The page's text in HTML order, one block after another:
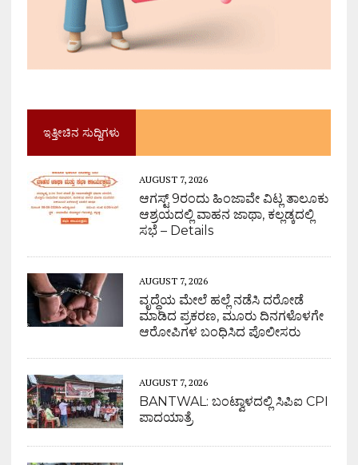
ಇತ್ತೀಚಿನ ಸುದ್ದಿಗಳು
AUGUST 7, 2026
ಆಗಸ್ಟ್ 9ರಂದು ಹಿಂಜಾವೇ ವಿಟ್ಲ ತಾಲೂಕು
ಆಶ್ರಯದಲ್ಲಿ ವಾಹನ ಜಾಥಾ, ಕಲ್ಲಡ್ಕದಲ್ಲಿ
ಸಭೆ – Details
AUGUST 7, 2026
ವೃದ್ಧೆಯ ಮೇಲೆ ಹಲ್ಲೆ ನಡೆಸಿ ದರೋಡೆ
ಮಾಡಿದ ಪ್ರಕರಣ, ಮೂರು ದಿನಗಳೊಳಗೇ
ಆರೋಪಿಗಳ ಬಂಧಿಸಿದ ಪೊಲೀಸರು
AUGUST 7, 2026
BANTWAL: ಬಂಟ್ವಾಳದಲ್ಲಿ ಸಿಪಿಐ CPI
ಪಾದಯಾತ್ರೆ